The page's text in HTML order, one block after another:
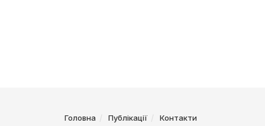
Головна Публікації Контакти